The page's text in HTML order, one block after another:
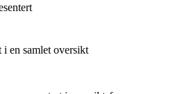
i en samlet oversikt